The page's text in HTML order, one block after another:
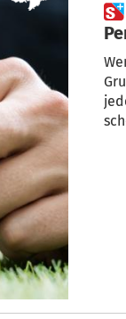
 Raus aus der Falle des